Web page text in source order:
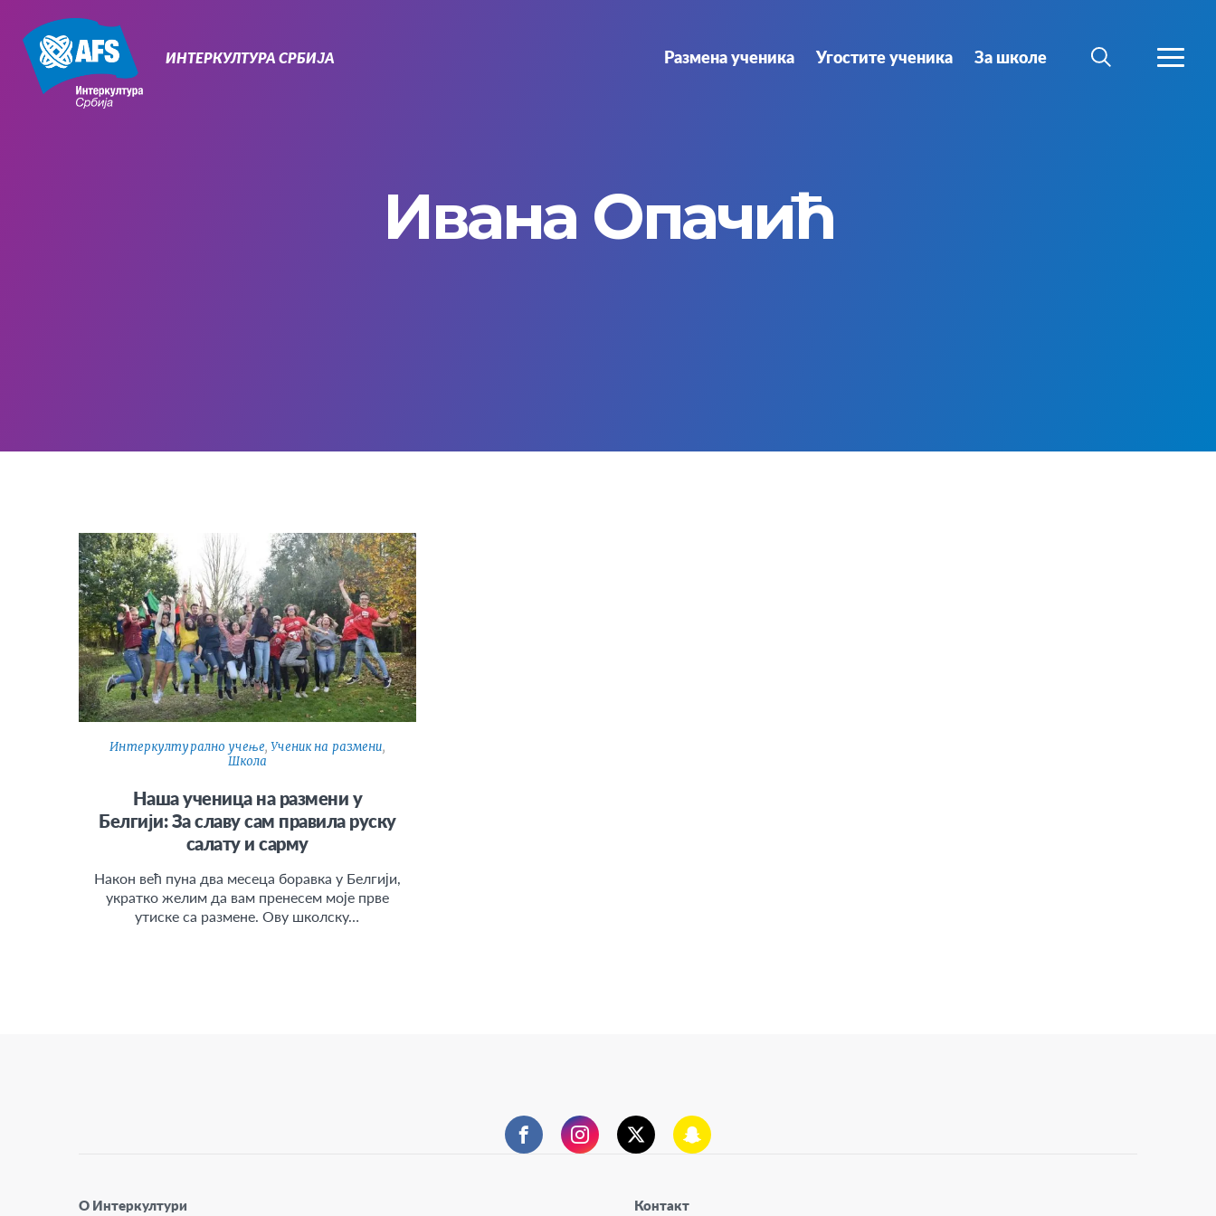
ИНТЕРКУЛТУРА СРБИЈА Размена ученика Угостите ученика За школе
ТРАЖИ ВИШЕ
Ивана Опачић
Интеркултурално учење,Ученик на размени,
Школа
Наша ученица на размени у
Белгији: За славу сам правила руску
салату и сарму
Након већ пуна два месеца боравка у Белгији,
укратко желим да вам пренесем моје прве
утиске са размене. Ову школску…
фејсбукинстаграмтвитерснепчет
Контакт
О Интеркултури